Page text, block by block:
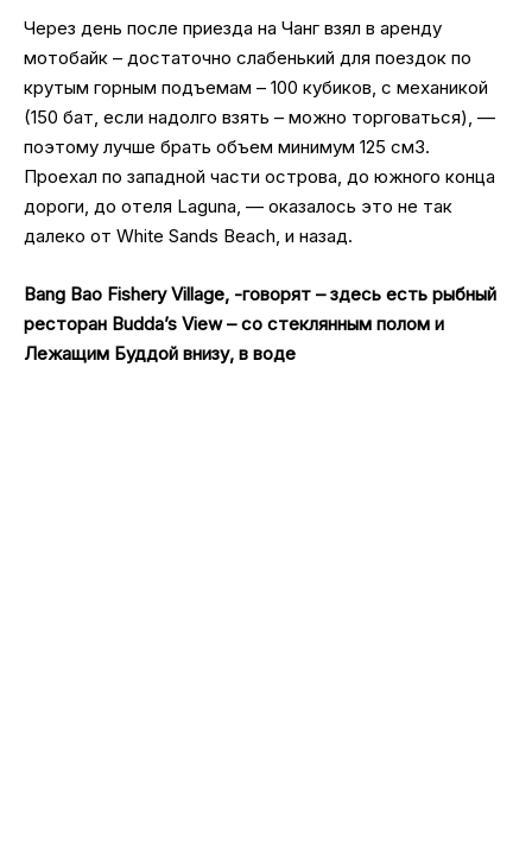
Через день после приезда на Чанг взял в аренду
мотобайк – достаточно слабенький для поездок по
крутым горным подъемам – 100 кубиков, с механикой
(150 бат, если надолго взять – можно торговаться), —
поэтому лучше брать объем минимум 125 см3.
Проехал по западной части острова, до южного конца
дороги, до отеля Laguna, — оказалось это не так
далеко от White Sands Beach, и назад.
Bang Bao Fishery Village, -говорят – здесь есть рыбный
ресторан Budda’s View – со стеклянным полом и
Лежащим Буддой внизу, в воде